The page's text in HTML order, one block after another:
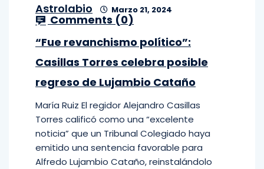
Astrolabio Marzo 21, 2024
Comments (0)
“Fue revanchismo político”:
Casillas Torres celebra posible
regreso de Lujambio Cataño
María Ruiz El regidor Alejandro Casillas
Torres calificó como una “excelente
noticia” que un Tribunal Colegiado haya
emitido una sentencia favorable para
Alfredo Lujambio Cataño, reinstalándolo